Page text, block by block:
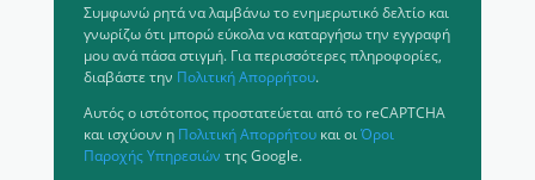
Συμφωνώ ρητά να λαμβάνω το ενημερωτικό δελτίο και
γνωρίζω ότι μπορώ εύκολα να καταργήσω την εγγραφή
μου ανά πάσα στιγμή. Για περισσότερες πληροφορίες,
διαβάστε την Πολιτική Απορρήτου.
Αυτός ο ιστότοπος προστατεύεται από το reCAPTCHA
και ισχύουν η Πολιτική Απορρήτουκαι οιΌροι
Παροχής Υπηρεσιών της Google.